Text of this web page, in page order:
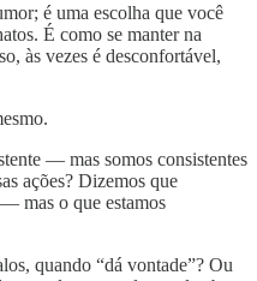
é uma escolha que você
É como se manter na
às vezes é desconfortável,
— mas somos consistentes
ações? Dizemos que
mas o que estamos
quando “dá vontade”? Ou